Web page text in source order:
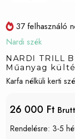
37 felhasználó
Nardi szék
NARDI TRILL
Műanyag
Karfa nélküli kerti
26 000 Ft
Rendelésre: 3-5